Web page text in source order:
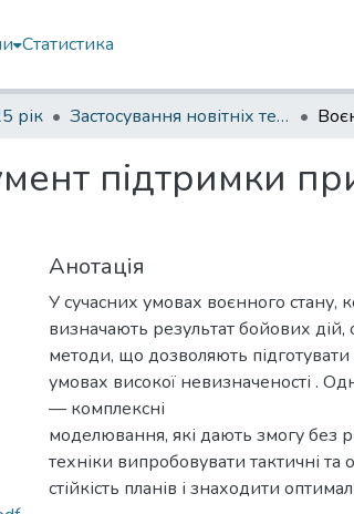
Статистика
рік Застосування новітніх технологій, підходів та методів у підготовці військових фахівці
підтримки
Анотація
У сучасних умовах воєнного стану,
визначають результат бойових
методи, що дозволяють
умовах високої невизначеності .
— комплексні
моделювання, які дають змогу без
техніки випробовувати тактичні та
стійкість планів і знаходити